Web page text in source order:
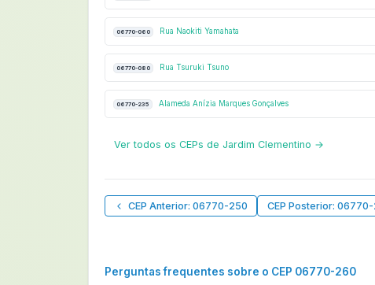
06770-060 Rua Naokiti Yamahata
06770-080 Rua Tsuruki Tsuno
06770-235 Alameda Anízia Marques Gonçalves
Ver todos os CEPs de Jardim Clementino →
CEP Anterior: 06770-250 CEP Posterior:
Perguntas frequentes sobre o CEP 06770-260